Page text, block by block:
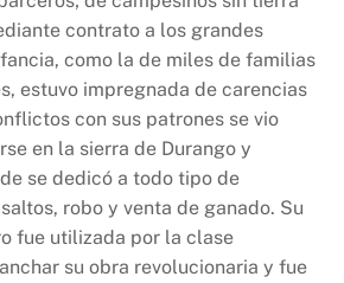
contrato a los grandes
como la de miles de familias
estuvo impregnada de carencias
con sus patrones se vio
en la sierra de Durango y
se dedicó a todo tipo de
robo y venta de ganado. Su
fue utilizada por la clase
su obra revolucionaria y fue